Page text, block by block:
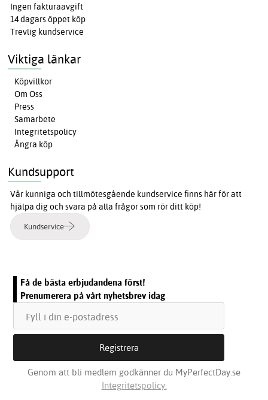
Ingen fakturaavgift
14 dagars öppet köp
Trevlig kundservice
Viktiga länkar
Köpvillkor
Om Oss
Press
Samarbete
Integritetspolicy
Ångra köp
Kundsupport
Vår kunniga och tillmötesgående kundservice finns här för att
hjälpa dig och svara på alla frågor som rör ditt köp!
Kundservice
Få de bästa erbjudandena först!
Prenumerera på vårt nyhetsbrev idag
Genom att bli medlem godkänner du MyPerfectDay.se
Integritetspolicy.